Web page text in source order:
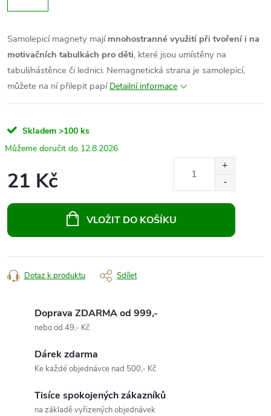
Samolepicí magnety mají mnohostranné využití při tvoření i na
motivačních tabulkách pro děti, které jsou umístěny na
tabuli/nástěnce či lednici. Nemagnetická strana je samolepicí,
můžete na ní přilepit papí Detailní informace
Skladem >100 ks
12.8.2026
21 Kč
VLOŽIT DO KOŠÍKU
Dotaz k produktu Sdílet
Doprava ZDARMA od 999,-
nebo od 49,- Kč
Dárek zdarma
Ke každé objednávce nad 500,- Kč
Tisíce spokojených zákazníků
na základě vyřizených objednávek